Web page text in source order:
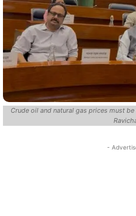
Crude oil and natural gas prices must
-